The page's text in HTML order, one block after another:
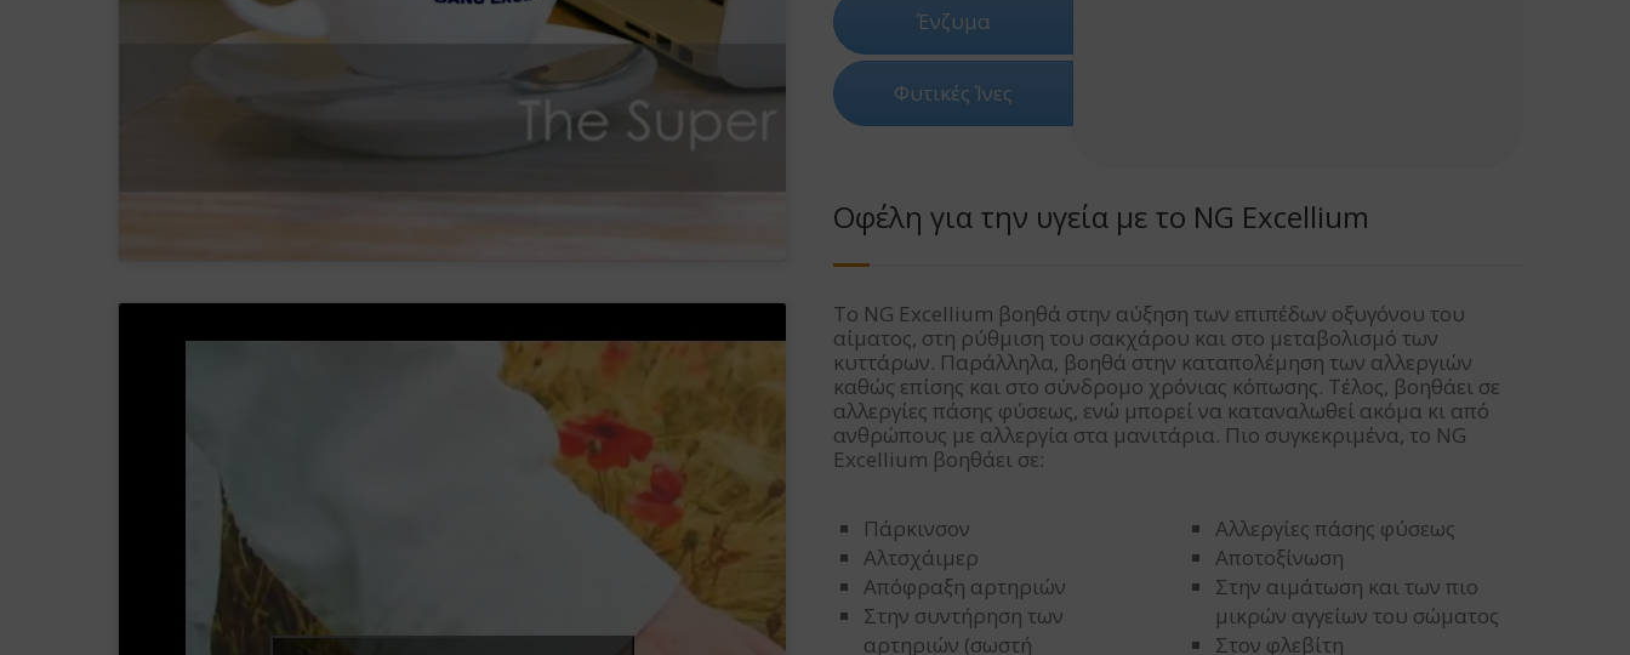
Ένζυμα
Φυτικές Ίνες
Οφέλη για την υγεία με το NG Excellium
Το NG Excellium βοηθά στην αύξηση των επιπέδων οξυγόνου του
αίματος, στη ρύθμιση του σακχάρου και στο μεταβολισμό των
κυττάρων. Παράλληλα, βοηθά στην καταπολέμηση των αλλεργιών
καθώς επίσης και στο σύνδρομο χρόνιας κόπωσης. Τέλος, βοηθάει σε
αλλεργίες πάσης φύσεως, ενώ μπορεί να καταναλωθεί ακόμα κι από
ανθρώπους με αλλεργία στα μανιτάρια. Πιο συγκεκριμένα, το NG
Excellium βοηθάει σε:
Πάρκινσον
Αλτσχάιμερ
Απόφραξη αρτηριών
Στην συντήρηση των
αρτηριών (σωστή
Αλλεργίες πάσης φύσεως
Αποτοξίνωση
Στην αιμάτωση και των πιο
μικρών αγγείων του σώματος
Στον φλεβίτη